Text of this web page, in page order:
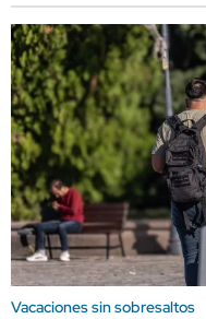
Vacaciones sin sobresaltos